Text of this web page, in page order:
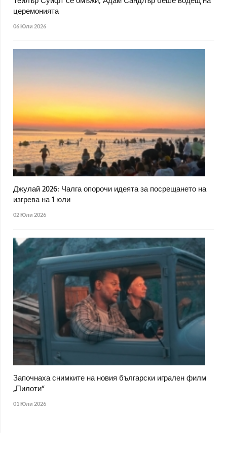
церемонията
06 Юли 2026
Джулай 2026: Чалга опорочи идеята за посрещането на
изгрева на 1 юли
02 Юли 2026
Започнаха снимките на новия български игрален филм
„Пилоти“
01 Юли 2026